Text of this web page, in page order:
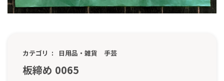
カテゴリ 日用品・雑貨 手芸
板締め 0065